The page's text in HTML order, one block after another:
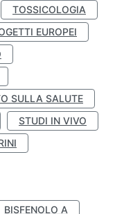
TOSSICOLOGIA
EUROPEI
SULLA SALUTE
STUDI IN VIVO
BISFENOLO A